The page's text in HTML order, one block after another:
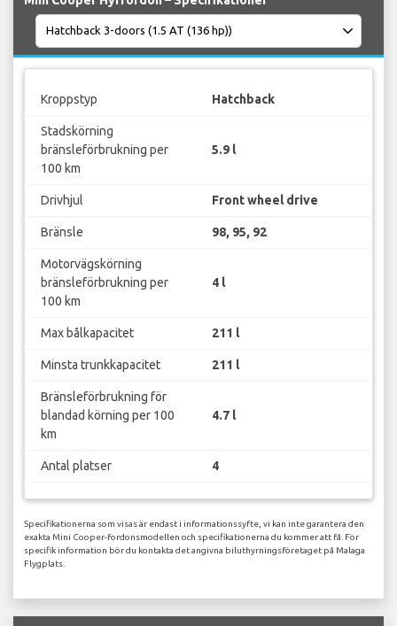
Kroppstyp Hatchback
Stadskörning
bränsleförbrukning per
100 km
5.9 l
Drivhjul Front wheel drive
Bränsle 98, 95, 92
Motorvägskörning
bränsleförbrukning per
100 km
4 l
Max bålkapacitet 211 l
Minsta trunkkapacitet 211 l
Bränsleförbrukning för
blandad körning per 100
km
4.7 l
Antal platser 4
Specifikationerna som visas är endast i informationssyfte, vi kan inte garantera den
exakta Mini Cooper-fordonsmodellen och specifikationerna du kommer att få. För
specifik information bör du kontakta det angivna biluthyrningsföretaget på Malaga
Flygplats.